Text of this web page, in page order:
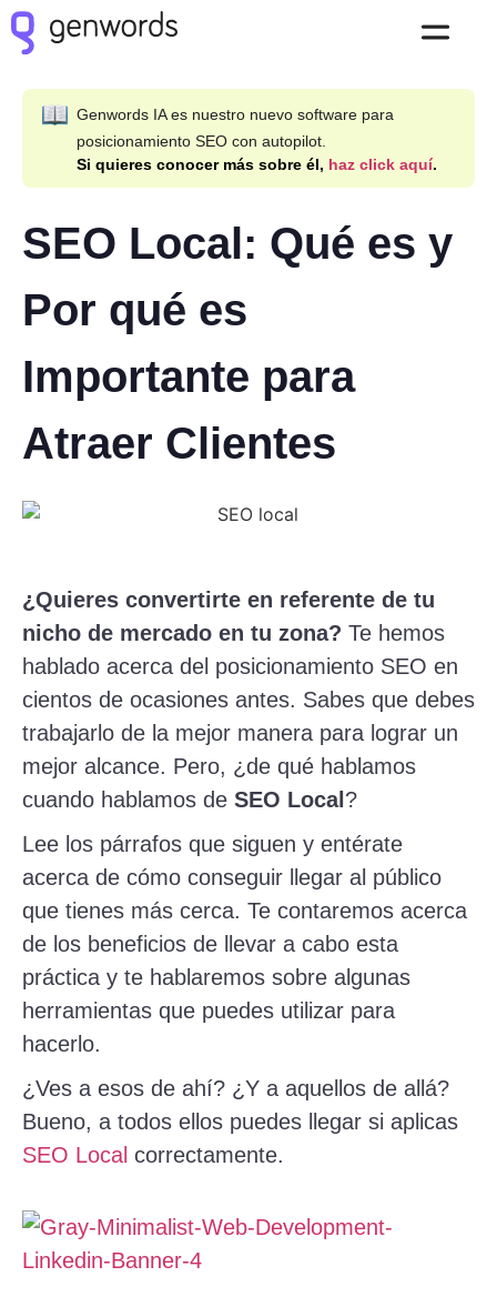
Genwords IA es nuestro nuevo software para
posicionamiento SEO con autopilot.
Si quieres conocer más sobre él, haz click aquí.
SEO Local: Qué es y
Por qué es
Importante para
Atraer Clientes
¿Quieres convertirte en referente de tu
nicho de mercado en tu zona? Te hemos
hablado acerca del posicionamiento SEO en
cientos de ocasiones antes. Sabes que debes
trabajarlo de la mejor manera para lograr un
mejor alcance. Pero, ¿de qué hablamos
cuando hablamos de SEO Local?
Lee los párrafos que siguen y entérate
acerca de cómo conseguir llegar al público
que tienes más cerca. Te contaremos acerca
de los beneficios de llevar a cabo esta
práctica y te hablaremos sobre algunas
herramientas que puedes utilizar para
hacerlo.
¿Ves a esos de ahí? ¿Y a aquellos de allá?
Bueno, a todos ellos puedes llegar si aplicas
SEO Local correctamente.